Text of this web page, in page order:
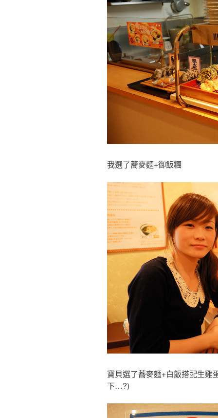
我選了蕎麥麵+御飯糰
寶貝選了蕎麥麵+白飯搭配生
下…?)